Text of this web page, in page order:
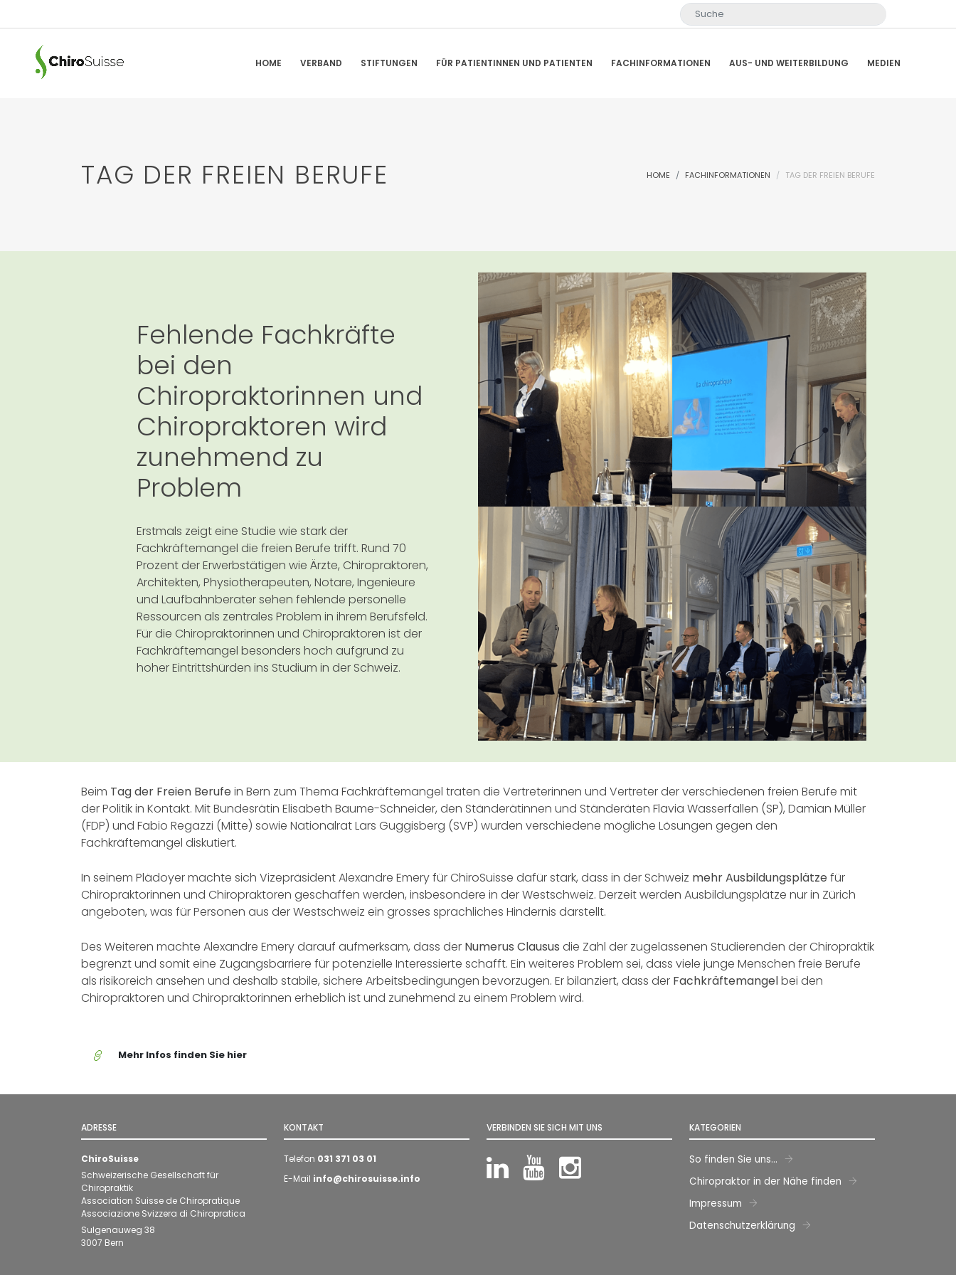
HOME VERBAND STIFTUNGEN FÜR PATIENTINNEN UND PATIENTEN FACHINFORMATIONEN AUS- UND WEITERBILDUNG MEDIEN
TAG DER FREIEN BERUFE HOME FACHINFORMATIONEN TAG DER FREIEN BERUFE
Fehlende Fachkräfte
bei den
Chiropraktorinnen und
Chiropraktoren wird
zunehmend zu
Problem
Erstmals zeigt eine Studie wie stark der
Fachkräftemangel die freien Berufe trifft. Rund 70
Prozent der Erwerbstätigen wie Ärzte, Chiropraktoren,
Architekten, Physiotherapeuten, Notare, Ingenieure
und Laufbahnberater sehen fehlende personelle
Ressourcen als zentrales Problem in ihrem Berufsfeld.
Für die Chiropraktorinnen und Chiropraktoren ist der
Fachkräftemangel besonders hoch aufgrund zu
hoher Eintrittshürden ins Studium in der Schweiz.
Beim Tag der Freien Berufe in Bern zum Thema Fachkräftemangel traten die Vertreterinnen und Vertreter der verschiedenen freien Berufe mit
der Politik in Kontakt. Mit Bundesrätin Elisabeth Baume-Schneider, den Ständerätinnen und Ständeräten Flavia Wasserfallen (SP), Damian Müller
(FDP) und Fabio Regazzi (Mitte) sowie Nationalrat Lars Guggisberg (SVP) wurden verschiedene mögliche Lösungen gegen den
Fachkräftemangel diskutiert.
In seinem Plädoyer machte sich Vizepräsident Alexandre Emery für ChiroSuisse dafür stark, dass in der Schweiz mehr Ausbildungsplätze für
Chiropraktorinnen und Chiropraktoren geschaffen werden, insbesondere in der Westschweiz. Derzeit werden Ausbildungsplätze nur in Zürich
angeboten, was für Personen aus der Westschweiz ein grosses sprachliches Hindernis darstellt.
Des Weiteren machte Alexandre Emery darauf aufmerksam, dass der Numerus Clausus die Zahl der zugelassenen Studierenden der Chiropraktik
begrenzt und somit eine Zugangsbarriere für potenzielle Interessierte schafft. Ein weiteres Problem sei, dass viele junge Menschen freie Berufe
als risikoreich ansehen und deshalb stabile, sichere Arbeitsbedingungen bevorzugen. Er bilanziert, dass der Fachkräftemangelbei den
Chiropraktoren und Chiropraktorinnen erheblich ist und zunehmend zu einem Problem wird.
Mehr
Sie
Mehr Infos finden Sie hier
ADRESSE
ChiroSuisse
Schweizerische Gesellschaft für
Chiropraktik
Association Suisse de Chiropratique
Associazione Svizzera di Chiropratica
Sulgenauweg 38
3007 Bern
KONTAKT
Telefon 031 371 03 01
E-Mail info@chirosuisse.info
VERBINDEN SIE SICH MIT UNS
LinkedInYouTube
Instagram
KATEGORIEN
So finden Sie uns...
Chiropraktor in der Nähe finden
Impressum
Datenschutzerklärung